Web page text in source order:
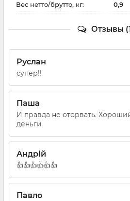
Вес нетто/брутто, кг: 0,9
Отзывы
Руслан
супер!!
Паша
И правда не оторвать.
деньги
Андрій
👍👍👍👍👍👍
Павло